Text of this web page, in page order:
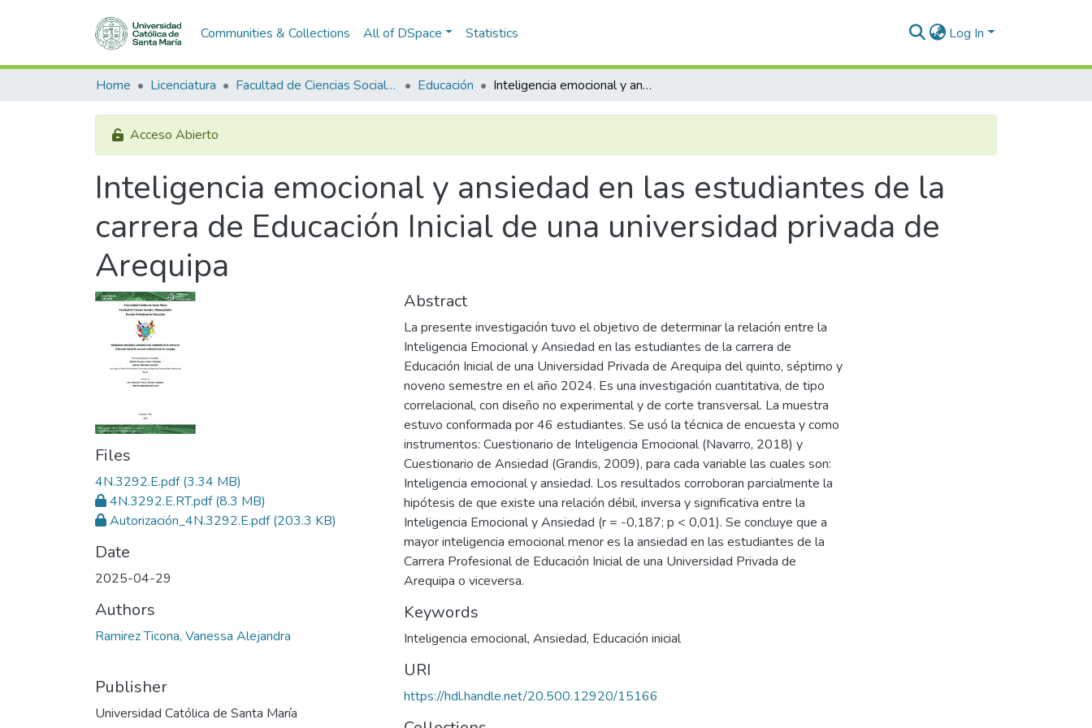
Communities & Collections All of DSpace Statistics Log In
Home Licenciatura Facultad de Ciencias Sociales y Humanidades Educación Inteligencia emocional y ansiedad en las estudiantes de la carrera de Educación Inicial de una universidad privada de Arequipa
Acceso Abierto
Inteligencia emocional y ansiedad en las estudiantes de la
carrera de Educación Inicial de una universidad privada de
Arequipa
Files
4N.3292.E.pdf(3.34 MB)
4N.3292.E.RT.pdf(8.3 MB)
Autorización_4N.3292.E.pdf(203.3 KB)
Date
2025-04-29
Authors
Ramirez Ticona, Vanessa Alejandra
Publisher
Universidad Católica de Santa María
Abstract
La presente investigación tuvo el objetivo de determinar la relación entre la
Inteligencia Emocional y Ansiedad en las estudiantes de la carrera de
Educación Inicial de una Universidad Privada de Arequipa del quinto, séptimo y
noveno semestre en el año 2024. Es una investigación cuantitativa, de tipo
correlacional, con diseño no experimental y de corte transversal. La muestra
estuvo conformada por 46 estudiantes. Se usó la técnica de encuesta y como
instrumentos: Cuestionario de Inteligencia Emocional (Navarro, 2018) y
Cuestionario de Ansiedad (Grandis, 2009), para cada variable las cuales son:
Inteligencia emocional y ansiedad. Los resultados corroboran parcialmente la
hipótesis de que existe una relación débil, inversa y significativa entre la
Inteligencia Emocional y Ansiedad (r = -0,187; p < 0,01). Se concluye que a
mayor inteligencia emocional menor es la ansiedad en las estudiantes de la
Carrera Profesional de Educación Inicial de una Universidad Privada de
Arequipa o viceversa.
Keywords
Inteligencia emocional, Ansiedad, Educación inicial
URI
https://hdl.handle.net/20.500.12920/15166